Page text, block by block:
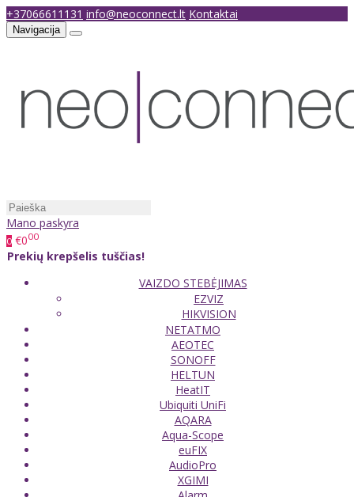
+37066611131 info@neoconnect.lt Kontaktai
Navigacija
Mano paskyra
0 €000
Prekių krepšelis tuščias!
VAIZDO STEBĖJIMAS
EZVIZ
HIKVISION
NETATMO
AEOTEC
SONOFF
HELTUN
HeatIT
Ubiquiti UniFi
AQARA
Aqua-Scope
euFIX
AudioPro
XGIMI